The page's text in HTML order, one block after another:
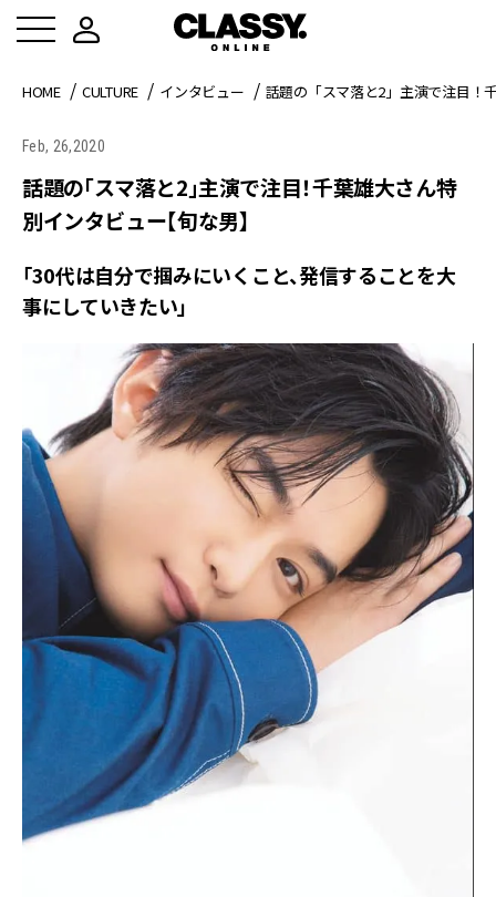
HOME CULTURE インタビュー 話題の「スマ落と2」主演で注目！
Feb, 26,2020
話題の「スマ落と2」主演で注目！千葉雄大さん特
別インタビュー【旬な男】
「30代は自分で掴みにいくこと、発信することを大
事にしていきたい」